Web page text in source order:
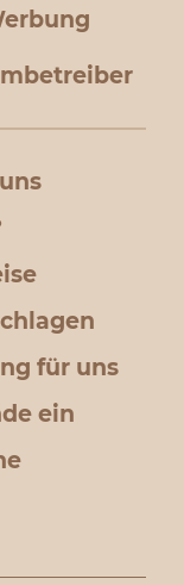
für uns
ein